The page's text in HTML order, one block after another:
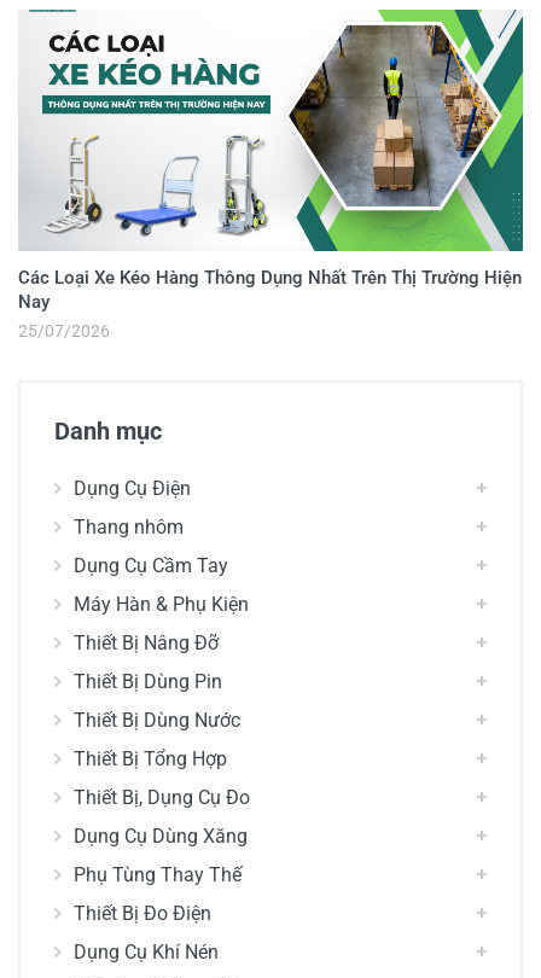
Các Loại Xe Kéo Hàng Thông Dụng Nhất Trên Thị Trường Hiện
Nay
25/07/2026
Danh mục
Dụng Cụ Điện
Thang nhôm
Dụng Cụ Cầm Tay
Máy Hàn & Phụ Kiện
Thiết Bị Nâng Đỡ
Thiết Bị Dùng Pin
Thiết Bị Dùng Nước
Thiết Bị Tổng Hợp
Thiết Bị, Dụng Cụ Đo
Dụng Cụ Dùng Xăng
Phụ Tùng Thay Thế
Thiết Bị Đo Điện
Dụng Cụ Khí Nén